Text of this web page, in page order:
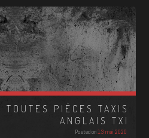
TOUTES PIÈCES TAXIS
ANGLAIS TXI
Posted on13 mai 2020